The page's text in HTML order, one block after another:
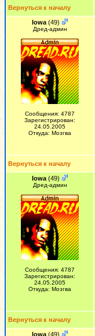
Вернуться к началу
Iowa (49)
Дред-админ
Сообщения: 4787
Зарегистрирован:
24.05.2005
Откуда: Мозгва
Вернуться к началу
Iowa (49)
Дред-админ
Сообщения: 4787
Зарегистрирован:
24.05.2005
Откуда: Мозгва
Вернуться к началу
Iowa (49)